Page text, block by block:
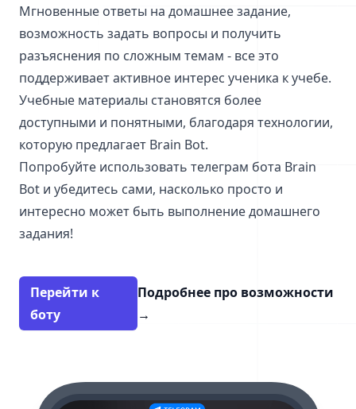
Мгновенные ответы на домашнее задание,
возможность задать вопросы и получить
разъяснения по сложным темам - все это
поддерживает активное интерес ученика к учебе.
Учебные материалы становятся более
доступными и понятными, благодаря технологии,
которую предлагает Brain Bot.
Попробуйте использовать телеграм бота Brain
Bot и убедитесь сами, насколько просто и
интересно может быть выполнение домашнего
задания!
Перейти к
боту
Подробнее про возможности
→